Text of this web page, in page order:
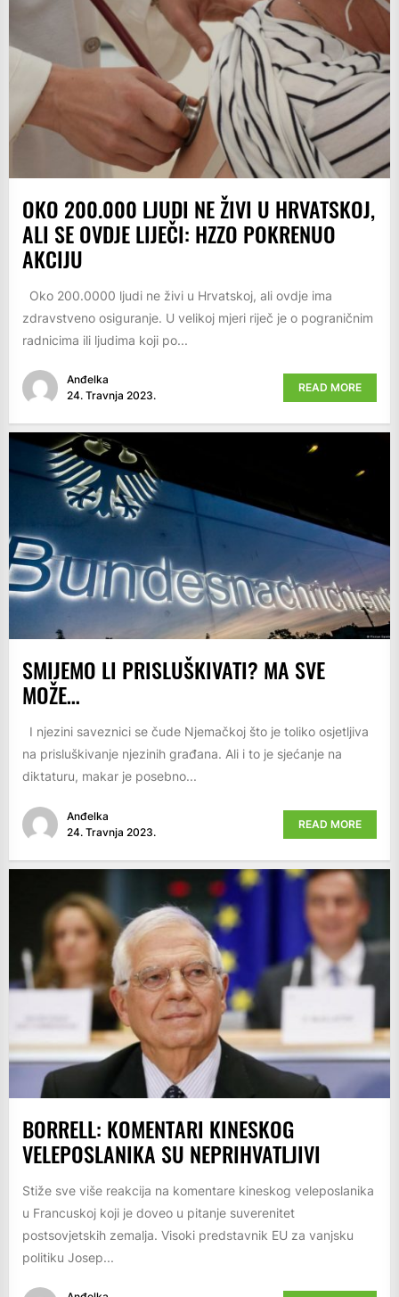
OKO 200.000 LJUDI NE ŽIVI U HRVATSKOJ,
ALI SE OVDJE LIJEČI: HZZO POKRENUO
AKCIJU
Oko 200.0000 ljudi ne živi u Hrvatskoj, ali ovdje ima
zdravstveno osiguranje. U velikoj mjeri riječ je o pograničnim
radnicima ili ljudima koji po...
Anđelka
24. Travnja 2023.
READ MORE
SMIJEMO LI PRISLUŠKIVATI? MA SVE
MOŽE…
I njezini saveznici se čude Njemačkoj što je toliko osjetljiva
na prisluškivanje njezinih građana. Ali i to je sjećanje na
diktaturu, makar je posebno...
Anđelka
24. Travnja 2023.
READ MORE
BORRELL: KOMENTARI KINESKOG
VELEPOSLANIKA SU NEPRIHVATLJIVI
Stiže sve više reakcija na komentare kineskog veleposlanika
u Francuskoj koji je doveo u pitanje suverenitet
postsovjetskih zemalja. Visoki predstavnik EU za vanjsku
politiku Josep...